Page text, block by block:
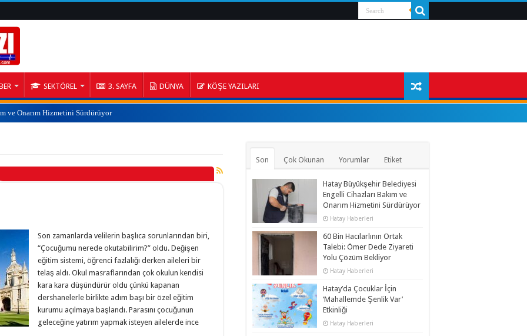
SEKTÖREL 3. SAYFA DÜNYA KÖŞE YAZILARI
ve Onarım Hizmetini Sürdürüyor
Son zamanlarda velilerin başlıca sorunlarından biri,
“Çocuğumu nerede okutabilirim?” oldu. Değişen
eğitim sistemi, öğrenci fazlalığı derken aileleri bir
telaş aldı. Okul masraflarından çok okulun kendisi
kara kara düşündürür oldu çünkü kapanan
dershanelerle birlikte adım başı bir özel eğitim
kurumu açılmaya başlandı. Parasını çocuğunun
geleceğine yatırım yapmak isteyen ailelerde ince
Son Çok Okunan Yorumlar Etiket
Hatay Büyükşehir Belediyesi
Engelli Cihazları Bakım ve
Onarım Hizmetini Sürdürüyor
Hatay Haberleri
60 Bin Hacılarlının Ortak
Talebi: Ömer Dede Ziyareti
Yolu Çözüm Bekliyor
Hatay Haberleri
Hatay’da Çocuklar İçin
‘Mahallemde Şenlik Var’
Etkinliği
Hatay Haberleri